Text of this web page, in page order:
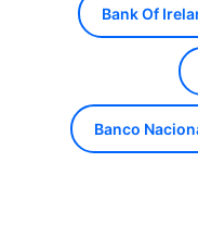
Bank Of
Banco